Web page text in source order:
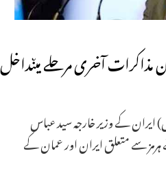
مذاکرات آخری مرحلے میںداخل
ایران کے وزیر خارجہ سید عباس
سے متعلق ایران اور عمان کے